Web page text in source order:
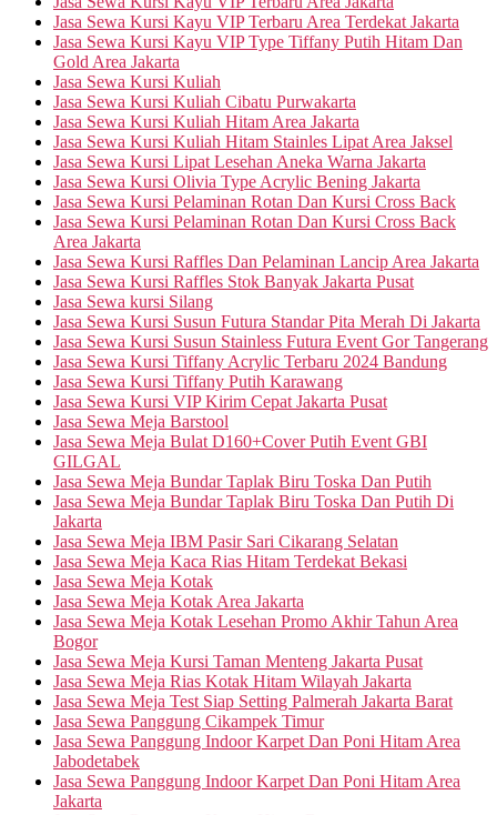
Jasa Sewa Kursi Kayu VIP Terbaru Area Terdekat Jakarta
Jasa Sewa Kursi Kayu VIP Type Tiffany Putih Hitam Dan
Gold Area Jakarta
Jasa Sewa Kursi Kuliah
Jasa Sewa Kursi Kuliah Cibatu Purwakarta
Jasa Sewa Kursi Kuliah Hitam Area Jakarta
Jasa Sewa Kursi Kuliah Hitam Stainles Lipat Area Jaksel
Jasa Sewa Kursi Lipat Lesehan Aneka Warna Jakarta
Jasa Sewa Kursi Olivia Type Acrylic Bening Jakarta
Jasa Sewa Kursi Pelaminan Rotan Dan Kursi Cross Back
Jasa Sewa Kursi Pelaminan Rotan Dan Kursi Cross Back
Area Jakarta
Jasa Sewa Kursi Raffles Dan Pelaminan Lancip Area Jakarta
Jasa Sewa Kursi Raffles Stok Banyak Jakarta Pusat
Jasa Sewa kursi Silang
Jasa Sewa Kursi Susun Futura Standar Pita Merah Di Jakarta
Jasa Sewa Kursi Susun Stainless Futura Event Gor Tangerang
Jasa Sewa Kursi Tiffany Acrylic Terbaru 2024 Bandung
Jasa Sewa Kursi Tiffany Putih Karawang
Jasa Sewa Kursi VIP Kirim Cepat Jakarta Pusat
Jasa Sewa Meja Barstool
Jasa Sewa Meja Bulat D160+Cover Putih Event GBI
GILGAL
Jasa Sewa Meja Bundar Taplak Biru Toska Dan Putih
Jasa Sewa Meja Bundar Taplak Biru Toska Dan Putih Di
Jakarta
Jasa Sewa Meja IBM Pasir Sari Cikarang Selatan
Jasa Sewa Meja Kaca Rias Hitam Terdekat Bekasi
Jasa Sewa Meja Kotak
Jasa Sewa Meja Kotak Area Jakarta
Jasa Sewa Meja Kotak Lesehan Promo Akhir Tahun Area
Bogor
Jasa Sewa Meja Kursi Taman Menteng Jakarta Pusat
Jasa Sewa Meja Rias Kotak Hitam Wilayah Jakarta
Jasa Sewa Meja Test Siap Setting Palmerah Jakarta Barat
Jasa Sewa Panggung Cikampek Timur
Jasa Sewa Panggung Indoor Karpet Dan Poni Hitam Area
Jabodetabek
Jasa Sewa Panggung Indoor Karpet Dan Poni Hitam Area
Jakarta